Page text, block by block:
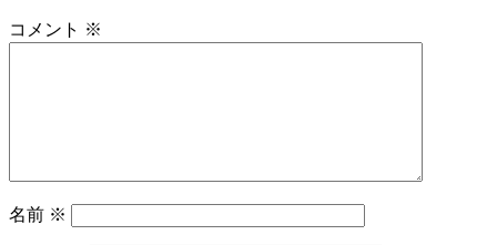
コメント ※
名前 ※